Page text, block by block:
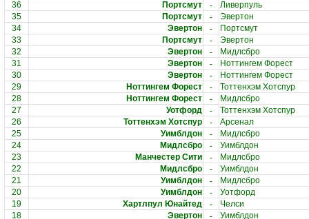
36
Портсмут -
Ливерпуль
35
Портсмут -
Эвертон
34
Эвертон -
Портсмут
33
Портсмут -
Эвертон
32
Эвертон -
Мидлсбро
31
Эвертон -
Ноттингем Форест
30
Эвертон -
Ноттингем Форест
29
Ноттингем Форест -
Тоттенхэм Хотспур
28
Ноттингем Форест -
Мидлсбро
27
Уотфорд -
Тоттенхэм Хотспур
26
Тоттенхэм Хотспур -
Арсенал
25
Уимблдон -
Мидлсбро
24
Мидлсбро -
Уимблдон
23
Манчестер Сити -
Мидлсбро
22
Мидлсбро -
Уимблдон
21
Уимблдон -
Мидлсбро
20
Уимблдон -
Уотфорд
19
Хартлпул Юнайтед -
Челси
18
Эвертон -
Уимблдон